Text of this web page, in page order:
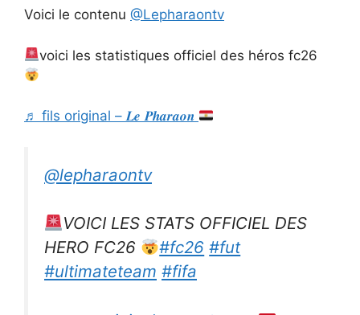
Voici le contenu @Lepharaontv
voici les statistiques officiel des héros fc26
♬ fils original – 𝑳𝒆 𝑷𝒉𝒂𝒓𝒂𝒐𝒏
@lepharaontv
VOICI LES STATS OFFICIEL DES
HERO FC26
#fc26 #fut
#ultimateteam #fifa